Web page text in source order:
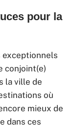
pour la
conjoint(e)
la ville de
où
mieux de
dans ces